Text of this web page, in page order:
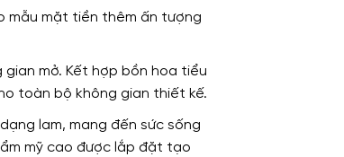
mẫu mặt tiền thêm ấn tượng
mở. Kết hợp bồn hoa tiểu
toàn bộ không gian thiết kế.
lam, mang đến sức sống
mỹ cao được lắp đặt tạo